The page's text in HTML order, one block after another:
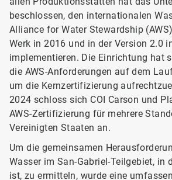
beschlossen, den internationalen
Alliance for Water Stewardship
Werk in 2016 und in der Version 2.0
implementieren. Die Einrichtung hat
die AWS-Anforderungen auf dem
um die Kernzertifizierung
2024 schloss sich COI Carson und
AWS-Zertifizierung für mehrere
Vereinigten Staaten an.
Um die gemeinsamen
Wasser im San-Gabriel-Teilgebiet, in
ist, zu ermitteln, wurde eine